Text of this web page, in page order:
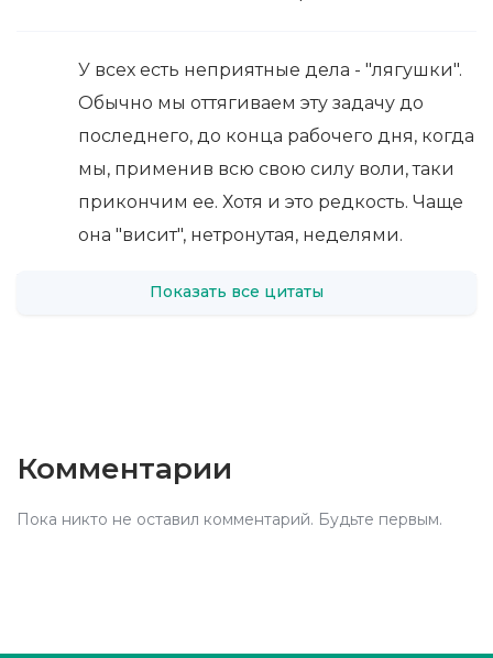
У всех есть неприятные дела - "лягушки".
Обычно мы оттягиваем эту задачу до
последнего, до конца рабочего дня, когда
мы, применив всю свою силу воли, таки
прикончим ее. Хотя и это редкость. Чаще
она "висит", нетронутая, неделями.
Показать все цитаты
Комментарии
Пока никто не оставил комментарий. Будьте первым.